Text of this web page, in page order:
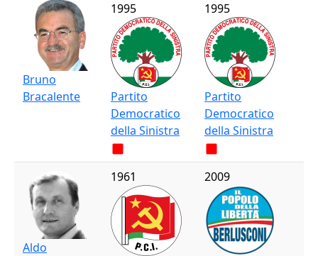
Bruno
Bracalente
1995
Partito
Democratico
della Sinistra
1995
Partito
Democratico
della Sinistra
Aldo
1961 2009